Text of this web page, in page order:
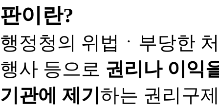
행정청의 위법ㆍ부당한
행사 등으로 권리나 이익
기관에 제기하는 권리구